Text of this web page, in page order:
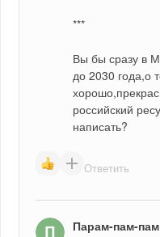
***
Вы бы сразу в
до 2030 года,о
российский
написать?
Ответить
Парам-пам-пам